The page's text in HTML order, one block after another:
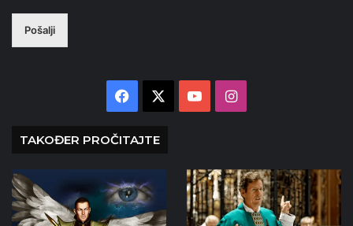
Pošalji
Facebook YouTubeInstagram
TAKOĐER PROČITAJTE